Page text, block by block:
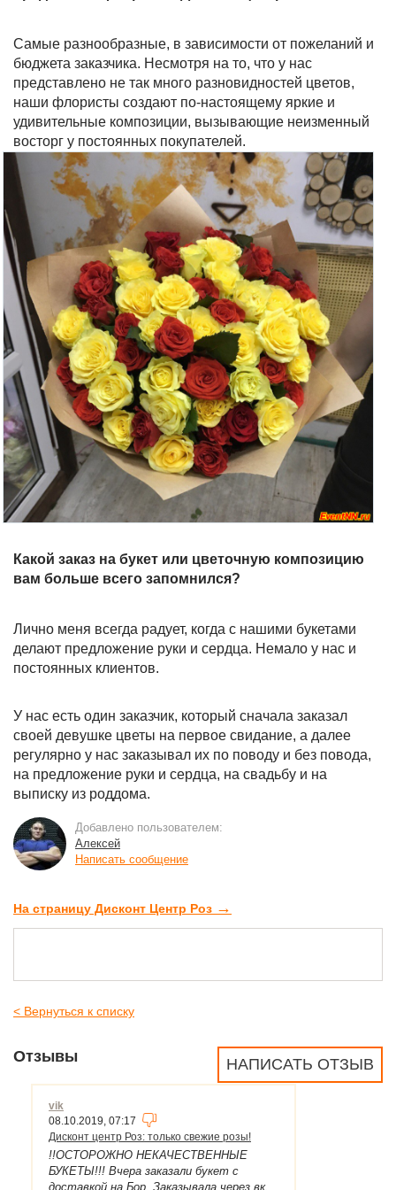
Самые разнообразные, в зависимости от пожеланий и
бюджета заказчика. Несмотря на то, что у нас
представлено не так много разновидностей цветов,
наши флористы создают по-настоящему яркие и
удивительные композиции, вызывающие неизменный
восторг у постоянных покупателей.
Какой заказ на букет или цветочную композицию
вам больше всего запомнился?
Лично меня всегда радует, когда с нашими букетами
делают предложение руки и сердца. Немало у нас и
постоянных клиентов.
У нас есть один заказчик, который сначала заказал
своей девушке цветы на первое свидание, а далее
регулярно у нас заказывал их по поводу и без повода,
на предложение руки и сердца, на свадьбу и на
выписку из роддома.
Добавлено пользователем:
Алексей
Написать сообщение
На страницу Дисконт Центр Роз →
< Вернуться к списку
НАПИСАТЬ ОТЗЫВ
Отзывы
vik
08.10.2019, 07:17
Дисконт центр Роз: только свежие розы!
!!ОСТОРОЖНО НЕКАЧЕСТВЕННЫЕ
БУКЕТЫ!!! Вчера заказали букет с
доставкой на Бор. Заказывала через вк,